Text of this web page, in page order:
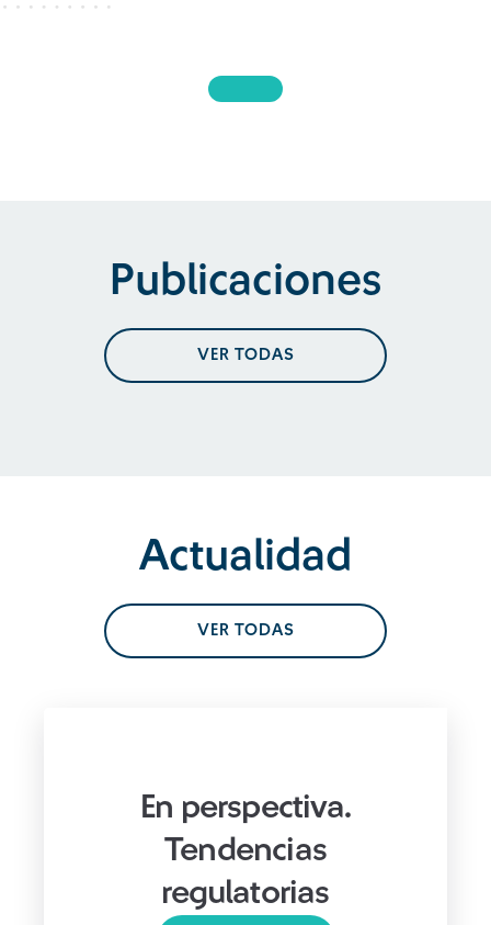
Publicaciones
VER TODAS
Actualidad
VER TODAS
En perspectiva.
Tendencias
regulatorias